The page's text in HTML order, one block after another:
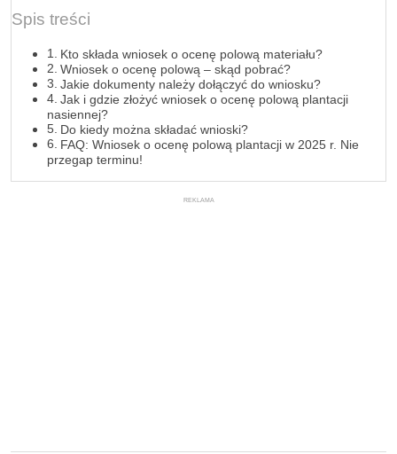
Spis treści
Kto składa wniosek o ocenę polową materiału?
Wniosek o ocenę polową – skąd pobrać?
Jakie dokumenty należy dołączyć do wniosku?
Jak i gdzie złożyć wniosek o ocenę polową plantacji
nasiennej?
Do kiedy można składać wnioski?
FAQ: Wniosek o ocenę polową plantacji w 2025 r. Nie
przegap terminu!
REKLAMA